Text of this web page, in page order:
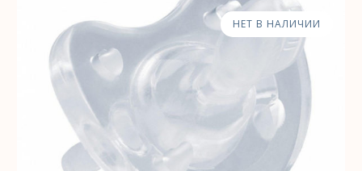
НЕТ В НАЛИЧИИ